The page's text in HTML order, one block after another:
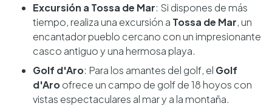
Excursión a Tossa de Mar: Si dispones de más
tiempo, realiza una excursión a Tossa de Mar, un
encantador pueblo cercano con un impresionante
casco antiguo y una hermosa playa.
Golf d'Aro: Para los amantes del golf, el Golf
d'Aroofrece un campo de golf de 18 hoyos con
vistas espectaculares al mar y a la montaña.